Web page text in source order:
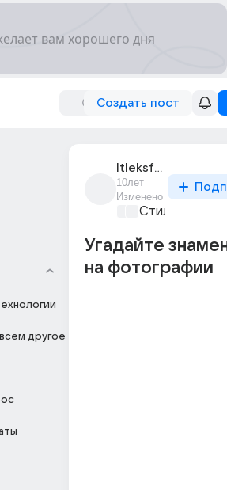
Создать пост
другое
ltleksfgt
10лет
Изменено
Стиль и фэшн
Угадайте
на фотографии